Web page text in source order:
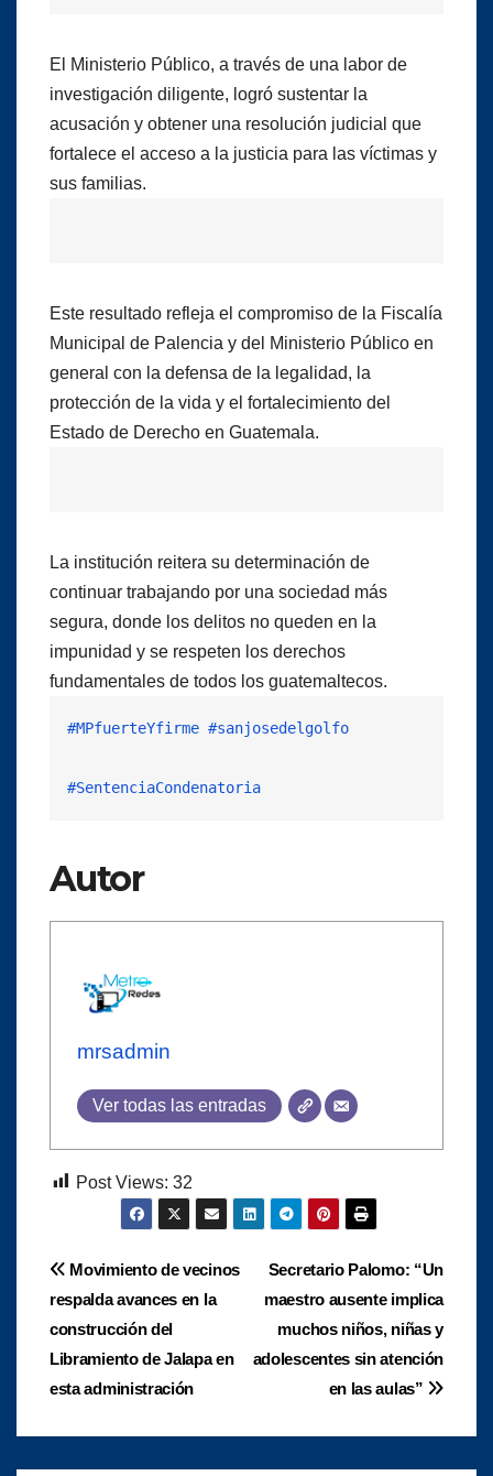
El Ministerio Público, a través de una labor de
investigación diligente, logró sustentar la
acusación y obtener una resolución judicial que
fortalece el acceso a la justicia para las víctimas y
sus familias.
Este resultado refleja el compromiso de la Fiscalía
Municipal de Palencia y del Ministerio Público en
general con la defensa de la legalidad, la
protección de la vida y el fortalecimiento del
Estado de Derecho en Guatemala.
La institución reitera su determinación de
continuar trabajando por una sociedad más
segura, donde los delitos no queden en la
impunidad y se respeten los derechos
fundamentales de todos los guatemaltecos.
#MPfuerteYfirme #sanjosedelgolfo
#SentenciaCondenatoria
Autor
mrsadmin
Ver todas las entradas
Post Views: 32
Navegación
de
entradas
Secretario Palomo: “Un
maestro ausente implica
muchos niños, niñas y
adolescentes sin atención
en las aulas”
Movimiento de vecinos
respalda avances en la
construcción del
Libramiento de Jalapa en
esta administración